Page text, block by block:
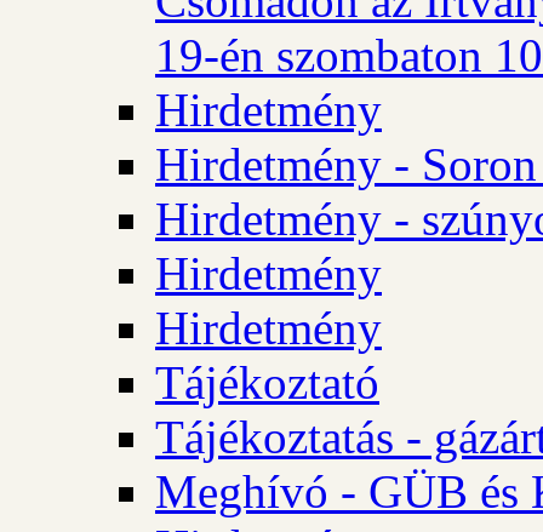
19-én szombaton
Hirdetmény
Hirdetmény -
Hirdetmény -
Hirdetmény
Hirdetmény
Tájékoztató
Tájékoztatás -
Meghívó - GÜB és